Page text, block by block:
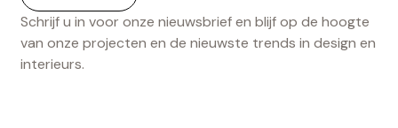
Schrijf u in voor onze nieuwsbrief en blijf op de hoogte
van onze projecten en de nieuwste trends in design en
interieurs.